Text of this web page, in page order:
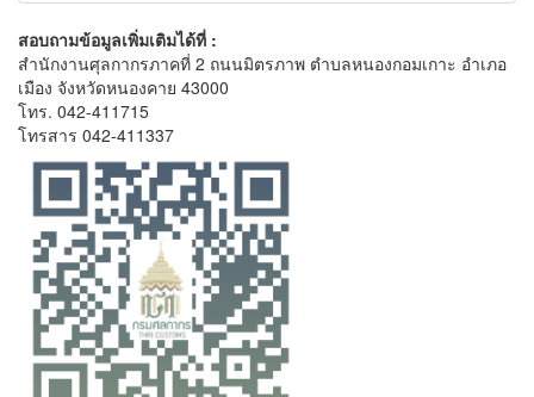
สอบถามข้อมูลเพิ่มเติมได้ที่ :
สำนักงานศุลกากรภาคที่ 2 ถนนมิตรภาพ ตำบลหนองกอมเกาะ อำเภอ
เมือง จังหวัดหนองคาย 43000
โทร. 042-411715
โทรสาร 042-411337